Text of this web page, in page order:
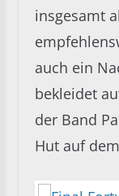
insgesamt
auch ein
bekleidet
der Band
Hut auf